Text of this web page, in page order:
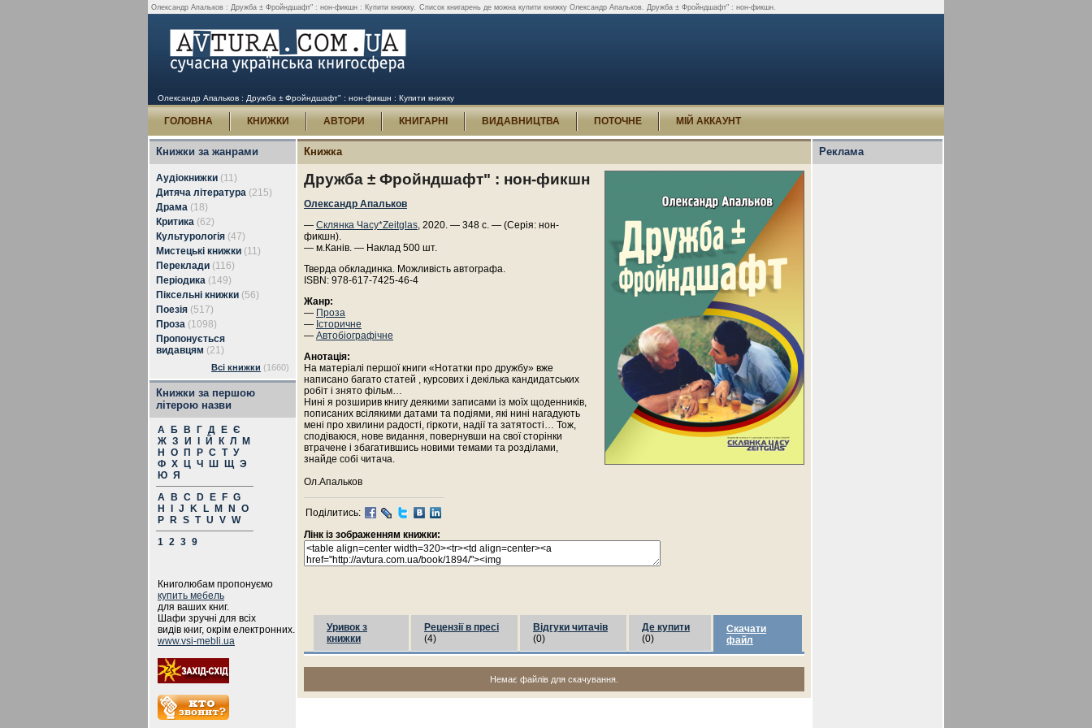
Олександр Апальков : Дружба ± Фройндшафт" : нон-фикшн : Купити книжку. Список книгарень де можна купити книжку Олександр Апальков. Дружба ± Фройндшафт" : нон-фикшн.
Олександр Апальков : Дружба ± Фройндшафт" : нон-фикшн : Купити книжку
ГОЛОВНА КНИЖКИ АВТОРИ КНИГАРНІ ВИДАВНИЦТВА ПОТОЧНЕ МІЙ АККАУНТ
Книжки за жанрами
Аудіокнижки (11)
Дитяча література (215)
Драма (18)
Критика (62)
Культурологія (47)
Мистецькі книжки (11)
Переклади (116)
Періодика (149)
Піксельні книжки (56)
Поезія (517)
Проза (1098)
Пропонується
видавцям (21)
Всі книжки (1660)
Книжки за першою
літерою назви
А Б В Г Д Е Є
Ж З И Й К Л
М
Н
О П Р С Т У
Ф Х Ц Ч Ш Щ Э
Ю Я
A
B C D E F G
H
J K L M N
O
P
R S T U V W
1 2 3 9
Книголюбам пропонуємо
купить мебель
для ваших книг.
Шафи зручні для всіх
видів книг, окрім електронних.
www.vsi-mebli.ua
Книжка
Дружба ± Фройндшафт" : нон-фикшн
Олександр Апальков
— Склянка Часу*Zeitglas, 2020. — 348 с. — (Серія: нон-
фикшн).
— м.Канів. — Наклад 500 шт.
Тверда обкладинка. Можливість автографа.
ISBN: 978-617-7425-46-4
Жанр:
— Проза
— Історичне
— Автобіографічне
Анотація:
На матеріалі першої книги «Нотатки про дружбу» вже
написано багато статей , курсових і декілька кандидатських
робіт і знято фільм…
Нині я розширив книгу деякими записами із моїх щоденників,
пописаних всілякими датами та подіями, які нині нагадують
мені про хвилини радості, гіркоти, надії та затятості… Тож,
сподіваюся, нове видання, повернувши на свої сторінки
втрачене і збагатившись новими темами та розділами,
знайде собі читача.
Ол.Апальков
Поділитись:
Лінк із зображенням книжки:
Уривок з
книжки
Рецензії в пресі
(4)
Відгуки читачів
(0)
Де купити
(0)
Скачати
файл
Немає файлів для скачування.
Реклама